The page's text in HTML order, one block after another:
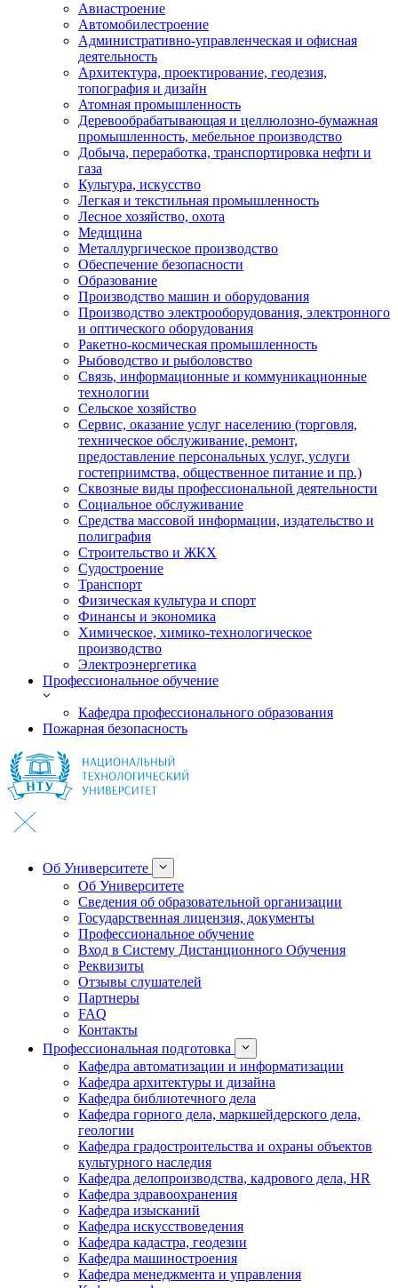
Авиастроение
Автомобилестроение
Административно-управленческая и офисная
деятельность
Архитектура, проектирование, геодезия,
топография и дизайн
Атомная промышленность
Деревообрабатывающая и целлюлозно-бумажная
промышленность, мебельное производство
Добыча, переработка, транспортировка нефти и
газа
Культура, искусство
Легкая и текстильная промышленность
Лесное хозяйство, охота
Медицина
Металлургическое производство
Обеспечение безопасности
Образование
Производство машин и оборудования
Производство электрооборудования, электронного
и оптического оборудования
Ракетно-космическая промышленность
Рыбоводство и рыболовство
Связь, информационные и коммуникационные
технологии
Сельское хозяйство
Сервис, оказание услуг населению (торговля,
техническое обслуживание, ремонт,
предоставление персональных услуг, услуги
гостеприимства, общественное питание и пр.)
Сквозные виды профессиональной деятельности
Социальное обслуживание
Средства массовой информации, издательство и
полиграфия
Строительство и ЖКХ
Судостроение
Транспорт
Физическая культура и спорт
Финансы и экономика
Химическое, химико-технологическое
производство
Электроэнергетика
Профессиональное обучение
Кафедра профессионального образования
Пожарная безопасность
Об Университете
Об Университете
Сведения об образовательной организации
Государственная лицензия, документы
Профессиональное обучение
Вход в Систему Дистанционного Обучения
Реквизиты
Отзывы слушателей
Партнеры
FAQ
Контакты
Профессиональная подготовка
Кафедра автоматизации и информатизации
Кафедра архитектуры и дизайна
Кафедра библиотечного дела
Кафедра горного дела, маркшейдерского дела,
геологии
Кафедра градостроительства и охраны объектов
культурного наследия
Кафедра делопроизводства, кадрового дела, HR
Кафедра здравоохранения
Кафедра изысканий
Кафедра искусствоведения
Кафедра кадастра, геодезии
Кафедра машиностроения
Кафедра менеджмента и управления